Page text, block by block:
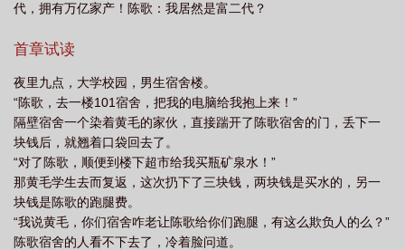
大富豪全文免费阅读 我爸是大富豪陈歌马晓楠 我爸是大富豪怎么不更新
了 我爸是大富豪完整版
代，拥有万亿家产！陈歌：我居然是富二代？
首章试读
夜里九点，大学校园，男生宿舍楼。
“陈歌，去一楼101宿舍，把我的电脑给我抱上来！”
隔壁宿舍一个染着黄毛的家伙，直接踹开了陈歌宿舍的门，丢下一
块钱后，就翘着口袋回去了。
“对了陈歌，顺便到楼下超市给我买瓶矿泉水！”
那黄毛学生去而复返，这次扔下了三块钱，两块钱是买水的，另一
块钱是陈歌的跑腿费。
“我说黄毛，你们宿舍咋老让陈歌给你们跑腿，有这么欺负人的么？”
陈歌宿舍的人看不下去了，冷着脸问道。